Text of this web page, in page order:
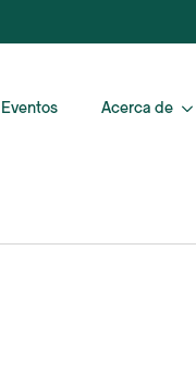
Eventos Acerca de